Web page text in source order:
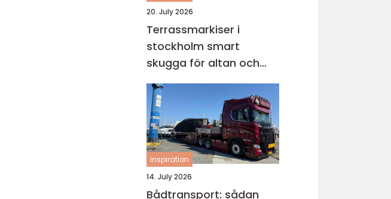
20. July 2026
Terrassmarkiser i
stockholm smart
skugga för altan och
uteplats
inspiration
14. July 2026
Bådtransport: sådan